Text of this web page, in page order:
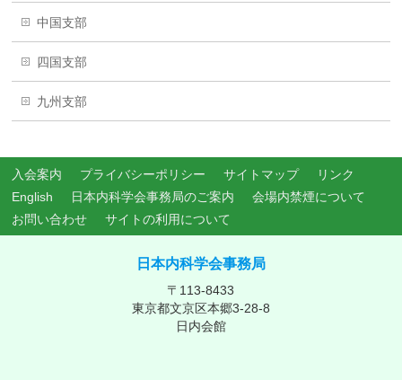
中国支部
四国支部
九州支部
入会案内 プライバシーポリシー サイトマップ
リンク
English
日本内科学会事務局のご案内
会場内禁煙について
お問い合わせ
サイトの利用について
日本内科学会事務局
〒113-8433
東京都文京区本郷3-28-8
日内会館